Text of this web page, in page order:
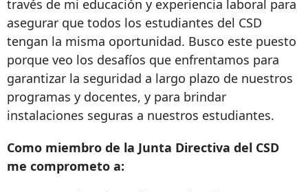
través de mi educación y experiencia laboral para
asegurar que todos los estudiantes del CSD
tengan la misma oportunidad. Busco este puesto
porque veo los desafíos que enfrentamos para
garantizar la seguridad a largo plazo de nuestros
programas y docentes, y para brindar
instalaciones seguras a nuestros estudiantes.
Como miembro de la Junta Directiva del CSD
me comprometo a: